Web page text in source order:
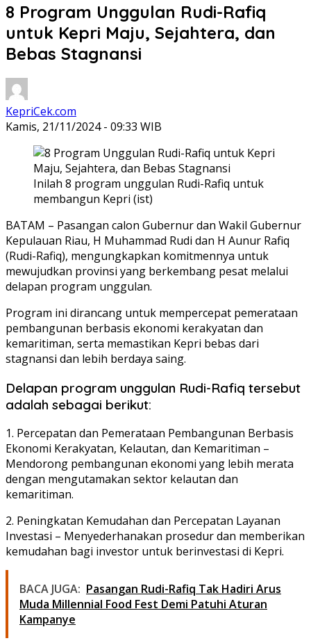
8 Program Unggulan Rudi-Rafiq
untuk Kepri Maju, Sejahtera, dan
Bebas Stagnansi
KepriCek.com
Kamis, 21/11/2024 - 09:33 WIB
Inilah 8 program unggulan Rudi-Rafiq untuk
membangun Kepri (ist)
BATAM – Pasangan calon Gubernur dan Wakil Gubernur
Kepulauan Riau, H Muhammad Rudi dan H Aunur Rafiq
(Rudi-Rafiq), mengungkapkan komitmennya untuk
mewujudkan provinsi yang berkembang pesat melalui
delapan program unggulan.
Program ini dirancang untuk mempercepat pemerataan
pembangunan berbasis ekonomi kerakyatan dan
kemaritiman, serta memastikan Kepri bebas dari
stagnansi dan lebih berdaya saing.
Delapan program unggulan Rudi-Rafiq tersebut
adalah sebagai berikut:
1. Percepatan dan Pemerataan Pembangunan Berbasis
Ekonomi Kerakyatan, Kelautan, dan Kemaritiman –
Mendorong pembangunan ekonomi yang lebih merata
dengan mengutamakan sektor kelautan dan
kemaritiman.
2. Peningkatan Kemudahan dan Percepatan Layanan
Investasi – Menyederhanakan prosedur dan memberikan
kemudahan bagi investor untuk berinvestasi di Kepri.
BACA JUGA: Pasangan Rudi-Rafiq Tak Hadiri Arus
Muda Millennial Food Fest Demi Patuhi Aturan
Kampanye